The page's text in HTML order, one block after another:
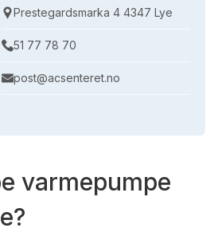
Prestegardsmarka 4 4347 Lye
51 77 78 70
post@acsenteret.no
varmepumpe